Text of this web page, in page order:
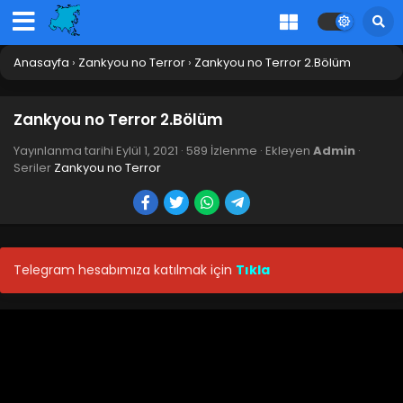
Anasayfa › Zankyou no Terror › Zankyou no Terror 2.Bölüm
Zankyou no Terror 2.Bölüm
Yayınlanma tarihi Eylül 1, 2021 · 589 İzlenme · Ekleyen Admin ·
Seriler Zankyou no Terror
Telegram hesabımıza katılmak için Tıkla